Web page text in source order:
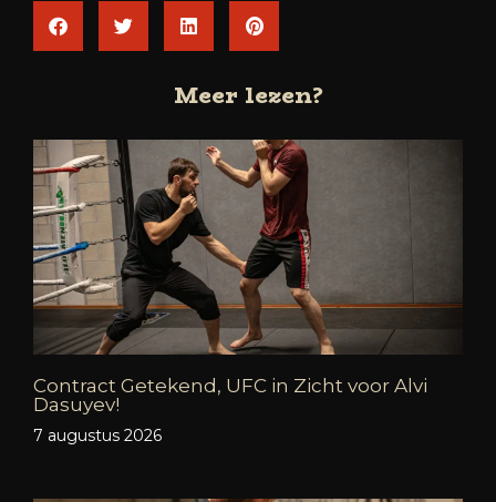
Meer lezen?
Contract Getekend, UFC in Zicht voor Alvi
Dasuyev!
7 augustus 2026